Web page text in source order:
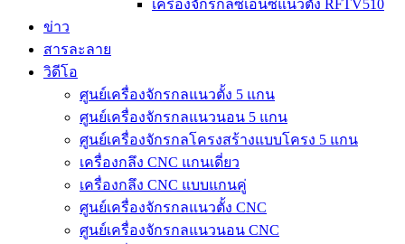
เครื่องจักรกลซีเอ็นซีแนวตั้ง RFTV510
ข่าว
สารละลาย
วิดีโอ
ศูนย์เครื่องจักรกลแนวตั้ง 5 แกน
ศูนย์เครื่องจักรกลแนวนอน 5 แกน
ศูนย์เครื่องจักรกลโครงสร้างแบบโครง 5 แกน
เครื่องกลึง CNC แกนเดี่ยว
เครื่องกลึง CNC แบบแกนคู่
ศูนย์เครื่องจักรกลแนวตั้ง CNC
ศูนย์เครื่องจักรกลแนวนอน CNC